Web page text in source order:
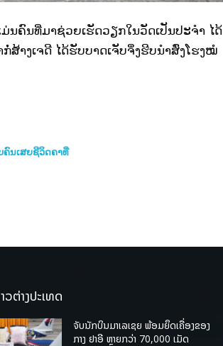
ນຄົນທີ່ມາຊ່ວຍເຮັດວຽກໃນວັດເປັນປະຈຳ ໄດ້
າງເຈດີ ໄດ້ຮັບບາດເຈັບຈຶ່ງຮີບນຳສົ່ງໂຮງໝໍ
ນເສຍຊີວິດຄາທີ່
ວຕ່າງປະເທດ
ຈັບນັກບິນມາເລເຊຍ ພ້ອມຍຶດເຄື່ອງຂອງ
ກາງ ຢາອີ ຫຼາຍກວ່າ 70,000 ເມັດ